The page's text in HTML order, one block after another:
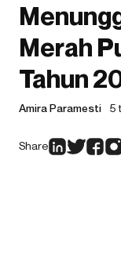
Merah
Tahun
Amira Paramesti 5
Share